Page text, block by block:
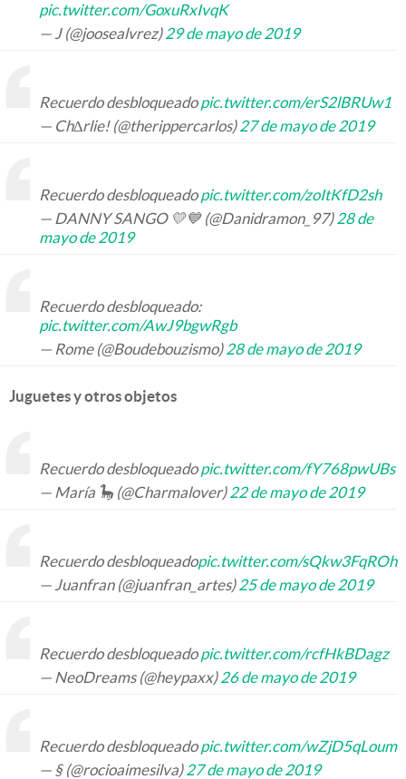
pic.twitter.com/GoxuRxIvqK
— J (@joosealvrez)29 de mayo de 2019
Recuerdo desbloqueadopic.twitter.com/erS2lBRUw1
— Ch∆rlie! (@therippercarlos)27 de mayo de 2019
Recuerdo desbloqueadopic.twitter.com/zoItKfD2sh
— DANNY SANGO 💛💙 (@Danidramon_97)28 de
mayo de 2019
Recuerdo desbloqueado:
pic.twitter.com/AwJ9bgwRgb
— Rome (@Boudebouzismo)28 de mayo de 2019
Juguetes y otros objetos
Recuerdo desbloqueadopic.twitter.com/fY768pwUBs
— María 🦕 (@Charmalover)22 de mayo de 2019
Recuerdo desbloqueadopic.twitter.com/sQkw3FqROh
— Juanfran (@juanfran_artes)25 de mayo de 2019
Recuerdo desbloqueadopic.twitter.com/rcfHkBDagz
— NeoDreams (@heypaxx)26 de mayo de 2019
Recuerdo desbloqueadopic.twitter.com/wZjD5qLoum
— § (@rocioaimesilva)27 de mayo de 2019